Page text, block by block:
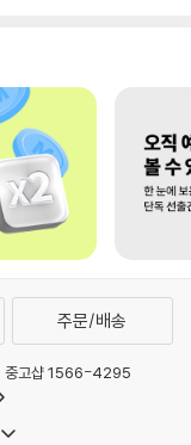
주문/배송
중고샵 1566-4295